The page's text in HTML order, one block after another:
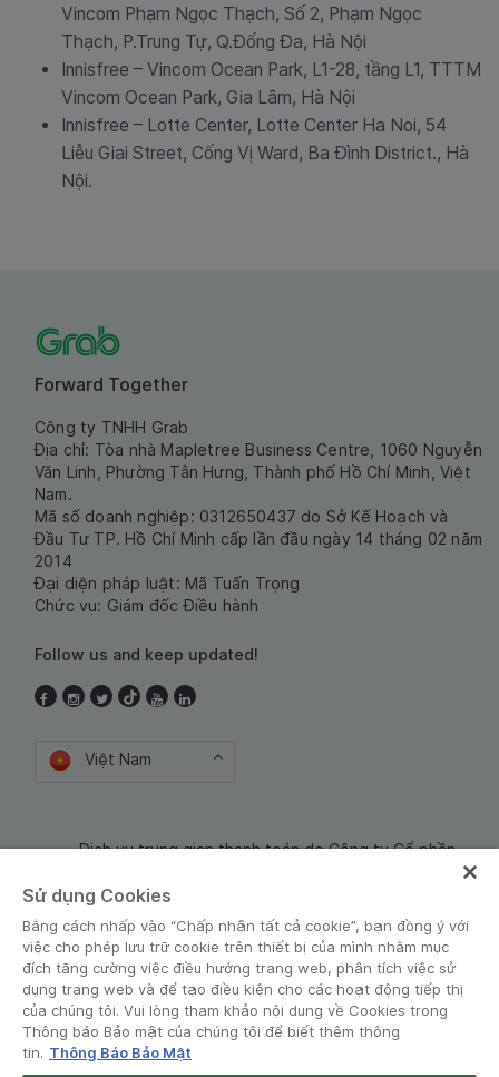
Vincom Phạm Ngọc Thạch, Số 2, Phạm Ngọc
Thạch, P.Trung Tự, Q.Đống Đa, Hà Nội
Innisfree – Vincom Ocean Park, L1-28, tầng L1, TTTM
Vincom Ocean Park, Gia Lâm, Hà Nội
Innisfree – Lotte Center, Lotte Center Ha Noi, 54
Liễu Giai Street, Cống Vị Ward, Ba Đình District., Hà
Nội.
Forward Together
Công ty TNHH Grab
Địa chỉ: Tòa nhà Mapletree Business Centre, 1060 Nguyễn
Văn Linh, Phường Tân Hưng, Thành phố Hồ Chí Minh, Việt
Nam.
Mã số doanh nghiệp: 0312650437 do Sở Kế Hoạch và
Đầu Tư TP. Hồ Chí Minh cấp lần đầu ngày 14 tháng 02 năm
2014
Đại diện pháp luật: Mã Tuấn Trọng
Chức vụ: Giám đốc Điều hành
Follow us and keep updated!
Việt Nam
Dịch vụ trung gian thanh toán do Công ty Cổ phần
Sử dụng Cookies
Bằng cách nhấp vào “Chấp nhận tất cả cookie”, bạn đồng ý với
việc cho phép lưu trữ cookie trên thiết bị của mình nhằm mục
đích tăng cường việc điều hướng trang web, phân tích việc sử
dụng trang web và để tạo điều kiện cho các hoạt động tiếp thị
của chúng tôi. Vui lòng tham khảo nội dung về Cookies trong
Thông báo Bảo mật của chúng tôi để biết thêm thông
tin. Thông Báo Bảo Mật